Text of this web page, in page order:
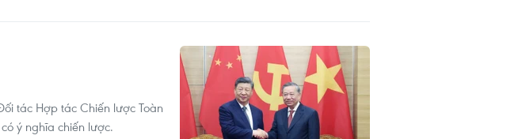
tác Hợp tác Chiến lược Toàn
ý nghĩa chiến lược.